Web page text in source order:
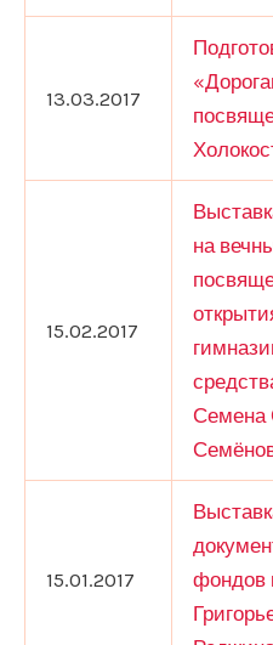
13.03.2017
15.02.2017
на
Семена
15.01.2017
фондов